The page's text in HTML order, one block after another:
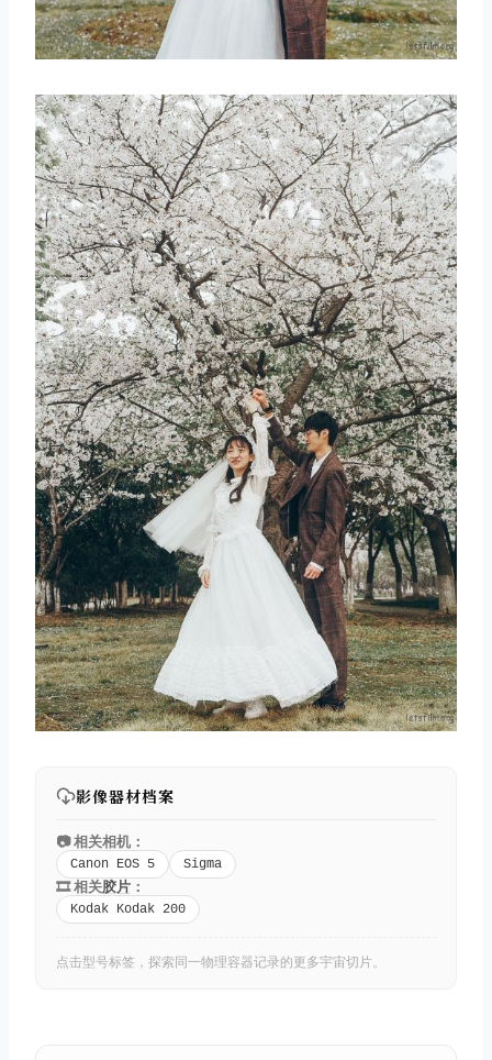
影像器材档案
📷 相关相机：
Canon EOS 5 Sigma
🎞️ 相关胶片 ：
Kodak Kodak 200
点击型号标签，探索同一物理容器记录的更多宇宙切片。